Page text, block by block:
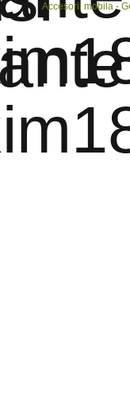
Accesorii mobila -